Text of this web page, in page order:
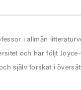
i allmän
och har följt
själv forskat i